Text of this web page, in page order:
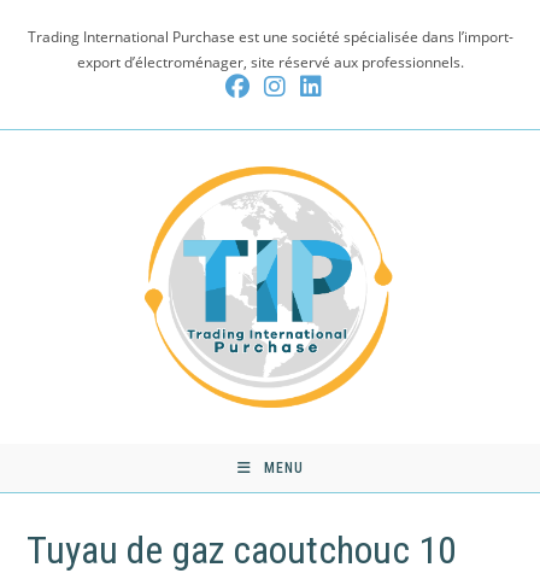
Trading International Purchase est une société spécialisée dans l’import-
export d’électroménager, site réservé aux professionnels.
MENU
Tuyau de gaz caoutchouc 10